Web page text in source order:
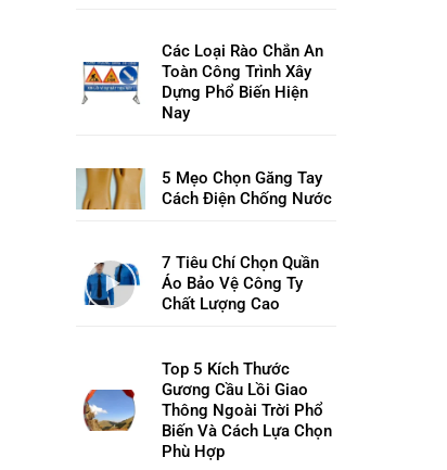
Các Loại Rào Chắn An
Toàn Công Trình Xây
Dựng Phổ Biến Hiện
Nay
5 Mẹo Chọn Găng Tay
Cách Điện Chống Nước
7 Tiêu Chí Chọn Quần
Áo Bảo Vệ Công Ty
Chất Lượng Cao
Top 5 Kích Thước
Gương Cầu Lồi Giao
Thông Ngoài Trời Phổ
Biến Và Cách Lựa Chọn
Phù Hợp